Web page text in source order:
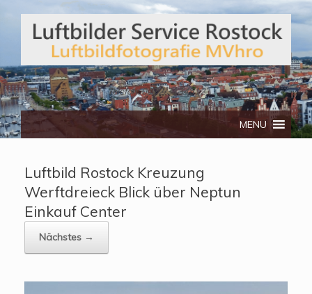
Telefon: 0172/3134512
MENU
Luftbild Rostock Kreuzung
Werftdreieck Blick über Neptun
Einkauf Center
Nächstes →